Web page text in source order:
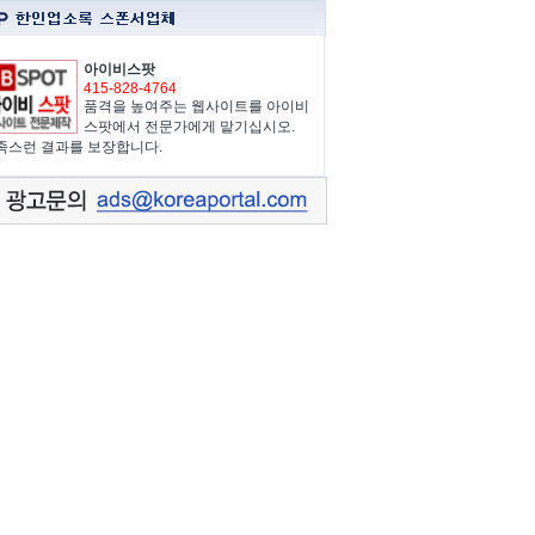
아이비스팟
415-828-4764
품격을 높여주는 웹사이트를 아이비
스팟에서 전문가에게 맡기십시오.
스런 결과를 보장합니다.